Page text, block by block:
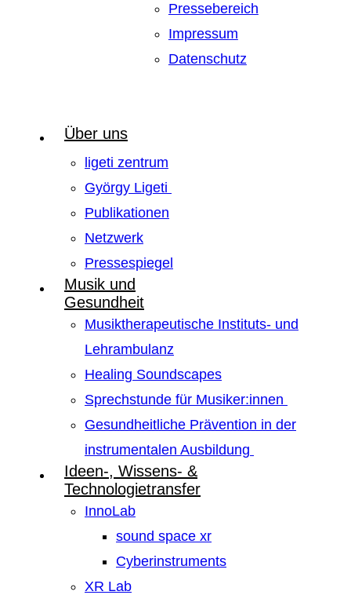
Pressebereich
Impressum
Datenschutz
Über uns
ligeti zentrum
György Ligeti
Publikationen
Netzwerk
Pressespiegel
Musik und
Gesundheit
Musiktherapeutische Instituts- und
Lehrambulanz
Healing Soundscapes
Sprechstunde für Musiker:innen
Gesundheitliche Prävention in der
instrumentalen Ausbildung
Ideen-, Wissens- &
Technologietransfer
InnoLab
sound space xr
Cyberinstruments
XR Lab